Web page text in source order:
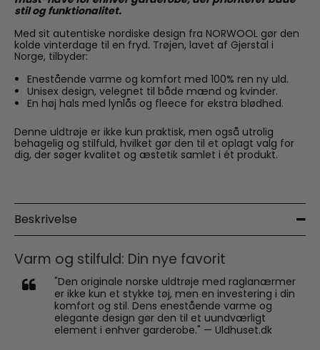
stil og funktionalitet.
Med sit autentiske nordiske design fra NORWOOL gør den
kolde vinterdage til en fryd. Trøjen, lavet af Gjerstal i
Norge, tilbyder:
Enestående varme og komfort med 100% ren ny uld.
Unisex design, velegnet til både mænd og kvinder.
En høj hals med lynlås og fleece for ekstra blødhed.
Denne uldtrøje er ikke kun praktisk, men også utrolig
behagelig og stilfuld, hvilket gør den til et oplagt valg for
dig, der søger kvalitet og æstetik samlet i ét produkt.
Beskrivelse
Varm og stilfuld: Din nye favorit
"Den originale norske uldtrøje med raglanærmer
er ikke kun et stykke tøj, men en investering i din
komfort og stil. Dens enestående varme og
elegante design gør den til et uundværligt
element i enhver garderobe." — Uldhuset.dk